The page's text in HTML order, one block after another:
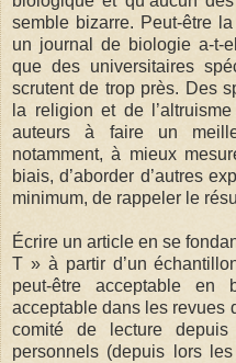
semble bizarre. Peut-être
un journal de biologie a-t-
que des universitaires
scrutent de trop près. Des
la religion et de
auteurs à faire un
notamment, à mieux
biais, d’aborder d’autres
minimum, de rappeler le
Écrire un article en se
T » à partir d’un
peut-être acceptable en
acceptable dans les revues
comité de lecture depuis
personnels (depuis lors